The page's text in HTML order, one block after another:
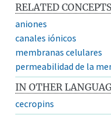
RELATED CONCEPTS
aniones
canales iónicos
membranas celulares
permeabilidad de la
IN OTHER
cecropins